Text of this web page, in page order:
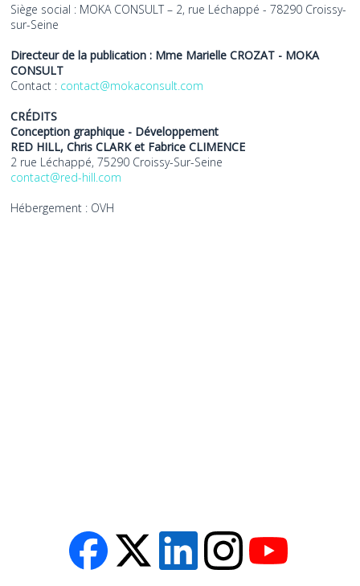
Siège social : MOKA CONSULT – 2, rue Léchappé - 78290 Croissy-
sur-Seine
Directeur de la publication : Mme Marielle CROZAT - MOKA
CONSULT
Contact : contact@mokaconsult.com
CRÉDITS
Conception graphique - Développement
RED HILL, Chris CLARK et Fabrice CLIMENCE
2 rue Léchappé, 75290 Croissy-Sur-Seine
contact@red-hill.com
Hébergement : OVH